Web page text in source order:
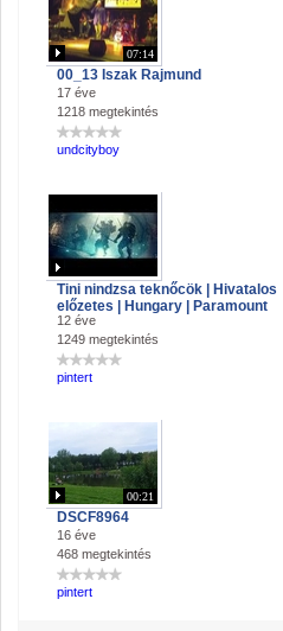
07:14
00_13 Iszak Rajmund
17 éve
1218 megtekintés
undcityboy
Tini nindzsa teknőcök | Hivatalos
előzetes | Hungary | Paramount
12 éve
1249 megtekintés
pintert
00:21
DSCF8964
16 éve
468 megtekintés
pintert